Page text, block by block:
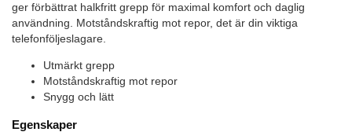
ger förbättrat halkfritt grepp för maximal komfort och daglig
användning. Motståndskraftig mot repor, det är din viktiga
telefonföljeslagare.
Utmärkt grepp
Motståndskraftig mot repor
Snygg och lätt
Egenskaper